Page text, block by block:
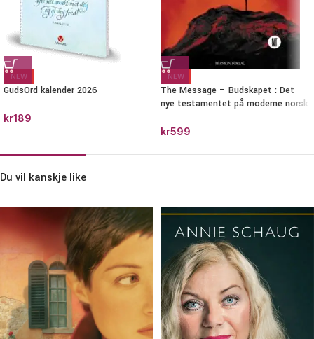
NEW
GudsOrd kalender 2026
kr189
NEW
The Message – Budskapet : Det
nye testamentet på moderne norsk
kr599
Du vil kanskje like